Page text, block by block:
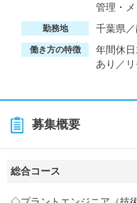
管理・
勤務地 千葉県
働き方の特徴
年間休
あり／
募集概要
総合コース